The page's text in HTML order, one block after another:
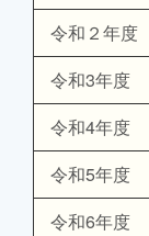
令和２年度
令和3年度
令和4年度
令和5年度
令和6年度